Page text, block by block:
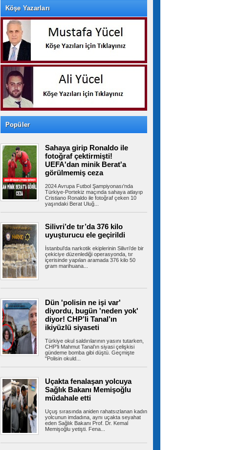
bunalttı: Kireçburnu Sahili Antalya plajlarını
İstanbul’da etkisini sürdüren sıcak ve nemli
hava vatandaşları bunalttı....
alevlere teslim oldu
Tuzla’da 2 katlı işçi konteynerinde çıkan yangın
ekiplerin müdahalesiyle...
İBB’den Kızılay’a meydanda yer
çıkmadı, Bahçelievler Belediyesi yer tahsis
etti
İstanbul’un en yoğun yaya trafiğine ve toplu
taşıma aktarma noktalarına sahip...
Bayrampaşa’da kamyonun
çarptığı yaşlı adam hayatını kaybetti
Bayrampaşa'da yolun karşısına geçmeye
çalışan yaşlı adama kamyon çarptı. Yaşlı...
bazlı dönüşümle şekilleniyor
güvenli, planlı ve yaşanabilir bir...
Ümraniye’de 3 katlı binanın
balkonu çöktü: 2 araç hasar gördü
Ümraniye’de 3 katlı binanın 2’nci kat
balkonunda çökme meydana geldi. Olayda...
Ümraniye’de otluk alanda
korkutan yangın: Mikser hortumuyla
müdahale edildi
Ümraniye TEM Otoyolu kenarındaki otluk
alanda yangın meydana geldi. Yangın...
Köşe Yazarları
Popüler
Sahaya girip Ronaldo ile
fotoğraf çektirmişti!
UEFA'dan minik Berat'a
görülmemiş ceza
2024 Avrupa Futbol Şampiyonası'nda
Türkiye-Portekiz maçında sahaya atlayıp
Cristiano Ronaldo ile fotoğraf çeken 10
yaşındaki Berat Uluğ...
Silivri’de tır’da 376 kilo
uyuşturucu ele geçirildi
İstanbul’da narkotik ekiplerinin Silivri’de bir
çekiciye düzenlediği operasyonda, tır
içerisinde yapılan aramada 376 kilo 50
gram marihuana...
Dün 'polisin ne işi var'
diyordu, bugün 'neden yok'
diyor! CHP’li Tanal’ın
ikiyüzlü siyaseti
Türkiye okul saldırılarının yasını tutarken,
CHP’li Mahmut Tanal’ın siyasi çelişkisi
gündeme bomba gibi düştü. Geçmişte
"Polisin okuld...
Uçakta fenalaşan yolcuya
Sağlık Bakanı Memişoğlu
müdahale etti
Uçuş sırasında aniden rahatsızlanan kadın
yolcunun imdadına, aynı uçakta seyahat
eden Sağlık Bakanı Prof. Dr. Kemal
Memişoğlu yetişti. Fena...